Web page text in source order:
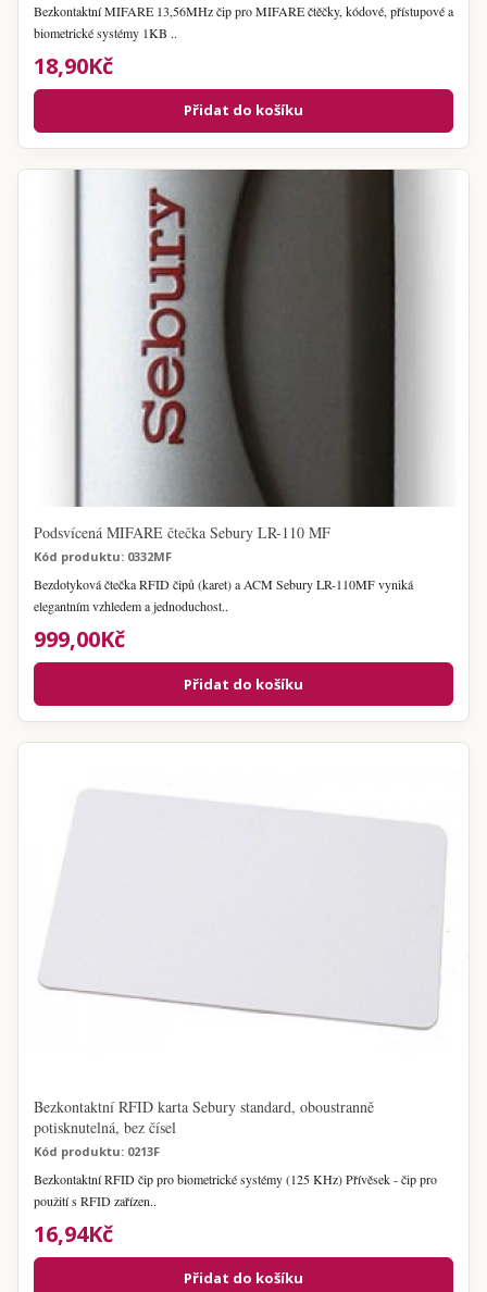
Bezkontaktní MIFARE 13,56MHz čip pro MIFARE čtěčky, kódové, přístupové a
biometrické systémy 1KB ..
18,90Kč
Přidat do košíku
Podsvícená MIFARE čtečka Sebury LR-110 MF
Kód produktu: 0332MF
Bezdotyková čtečka RFID čipů (karet) a ACM Sebury LR-110MF vyniká
elegantním vzhledem a jednoduchost..
999,00Kč
Přidat do košíku
Bezkontaktní RFID karta Sebury standard, oboustranně
potisknutelná, bez čísel
Kód produktu: 0213F
Bezkontaktní RFID čip pro biometrické systémy (125 KHz) Přívěsek - čip pro
použití s RFID zařízen..
16,94Kč
Přidat do košíku